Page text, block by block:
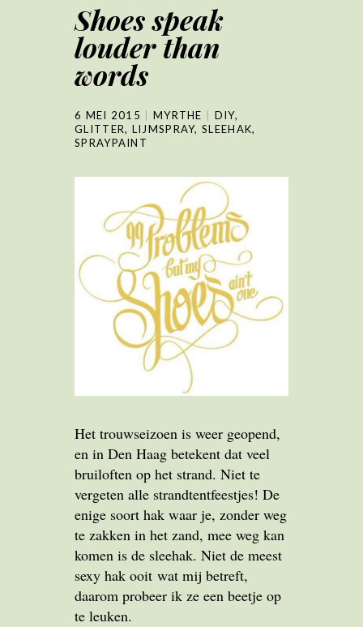
Shoes speak
louder than
words
6 MEI 2015 MYRTHE DIY,
GLITTER, LIJMSPRAY,SLEEHAK,
SPRAYPAINT
Het trouwseizoen is weer geopend,
en in Den Haag betekent dat veel
bruiloften op het strand. Niet te
vergeten alle strandtentfeestjes! De
enige soort hak waar je, zonder weg
te zakken in het zand, mee weg kan
komen is de sleehak. Niet de meest
sexy hak ooit wat mij betreft,
daarom probeer ik ze een beetje op
te leuken.